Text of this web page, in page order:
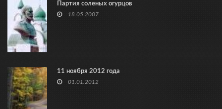
Партия соленых огурцов
18.05.2007
11 ноября 2012 года
01.01.2012